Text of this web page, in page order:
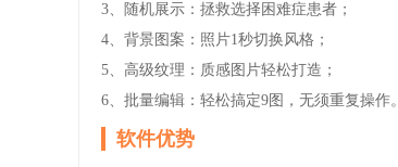
3、随机展示：拯救选择困难症患者；
4、背景图案：照片1秒切换风格；
5、高级纹理：质感图片轻松打造；
6、批量编辑：轻松搞定9图，无须重复操作。
软件优势